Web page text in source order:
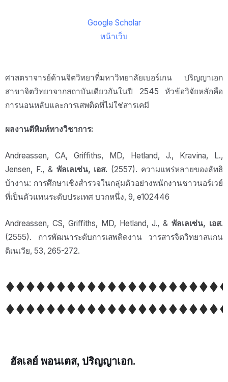
Google Scholar
หน้าเว็บ
ศาสตราจารย์ด้านจิตวิทยาที่มหาวิทยาลัยเบอร์เกน ปริญญาเอก
สาขาจิตวิทยาจากสถาบันเดียวกันในปี 2545 หัวข้อวิจัยหลักคือ
การนอนหลับและการเสพติดที่ไม่ใช่สารเคมี
ผลงานตีพิมพ์ทางวิชาการ:
Andreassen, CA, Griffiths, MD, Hetland, J., Kravina, L.,
Jensen, F., & พัลเลเซ่น, เอส. (2557). ความแพร่หลายของลัทธิ
บ้างาน: การศึกษาเชิงสำรวจในกลุ่มตัวอย่างพนักงานชาวนอร์เวย์
ที่เป็นตัวแทนระดับประเทศ บวกหนึ่ง, 9, e102446
Andreassen, CS, Griffiths, MD, Hetland, J., & พัลเลเซ่น, เอส.
(2555). การพัฒนาระดับการเสพติดงาน วารสารจิตวิทยาสแกน
ดิเนเวีย, 53, 265-272.
ฮัลเลย์ พอนเตส, ปริญญาเอก.